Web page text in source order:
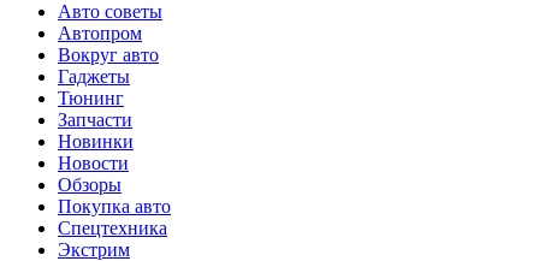
Авто советы
Автопром
Вокруг авто
Гаджеты
Тюнинг
Запчасти
Новинки
Новости
Обзоры
Покупка авто
Спецтехника
Экстрим